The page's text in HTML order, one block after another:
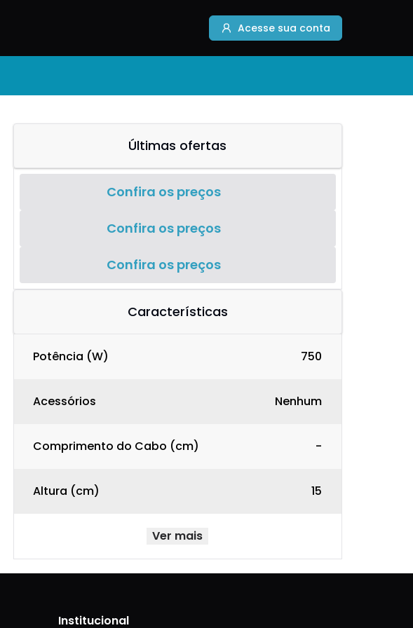
Acesse sua conta
Últimas ofertas
Confira os preços
Confira os preços
Confira os preços
Características
Potência (W) 750
Acessórios Nenhum
Comprimento do Cabo (cm) -
Altura (cm) 15
Ver mais
Institucional